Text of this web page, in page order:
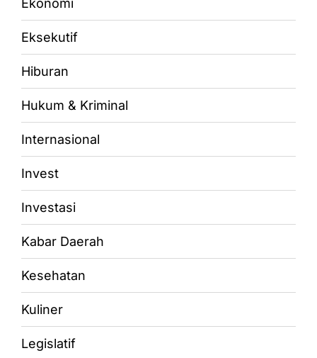
Eksekutif
Hiburan
Hukum & Kriminal
Internasional
Invest
Investasi
Kabar Daerah
Kesehatan
Kuliner
Legislatif